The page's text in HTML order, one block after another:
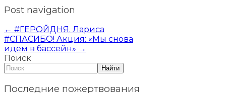
Post navigation
← #ГЕРОЙДНЯ. Лариса
#СПАСИБО! Акция: «Мы снова
идем в бассейн» →
Поиск
Найти
Последние пожертвования